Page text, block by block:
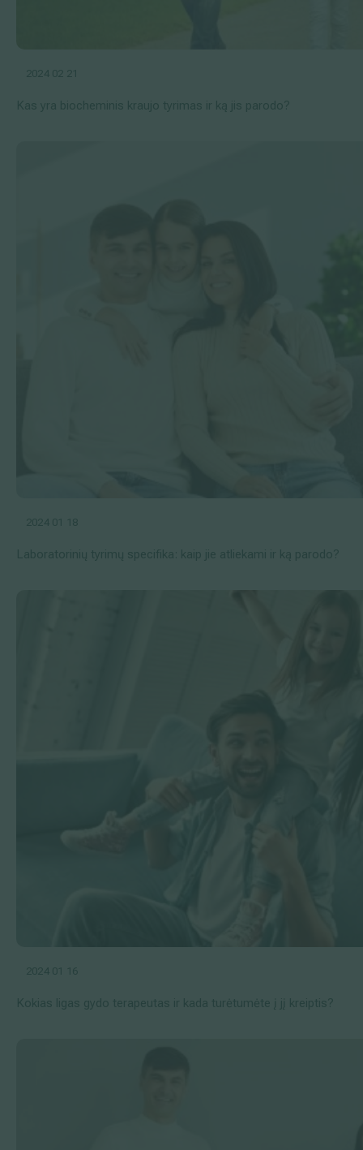
2024 02 21
Kas yra biocheminis kraujo tyrimas ir ką jis parodo?
2024 01 18
Laboratorinių tyrimų specifika: kaip jie atliekami ir ką parodo?
2024 01 16
Kokias ligas gydo terapeutas ir kada turėtumėte į jį kreiptis?